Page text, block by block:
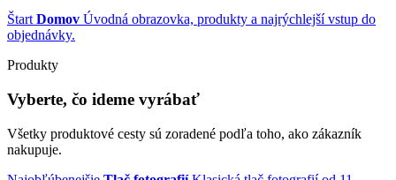
Štart Domov Úvodná obrazovka, produkty a najrýchlejší vstup do
objednávky.
Produkty
Vyberte, čo ideme vyrábať
Všetky produktové cesty sú zoradené podľa toho, ako zákazník
nakupuje.